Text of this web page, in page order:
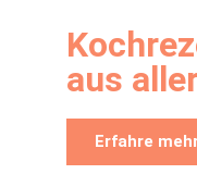
aus
Erfahre